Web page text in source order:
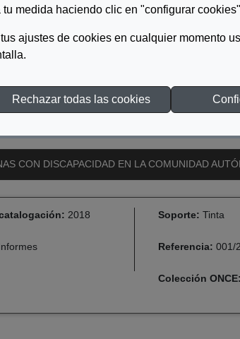
medida haciendo clic en "configurar
ajustes de cookies en cualquier momento
Rechazar todas las cookies
CON DISCAPACIDAD EN LA COMUNIDAD
2018 Soporte: Tinta
Referencia: 001/
Colección ONCE: